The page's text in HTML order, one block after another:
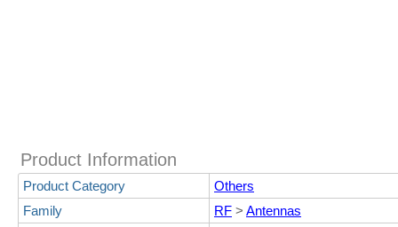
Product Information
Product Category
Others
Family
RF > Antennas